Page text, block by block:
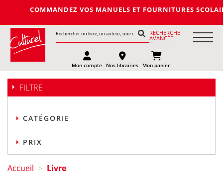
COMMANDEZ VOS MANUELS ET FOURNITURES
RECHERCHE
AVANCÉE
Mon compte Nos librairies Mon panier
FILTRE
CATÉGORIE
PRIX
Accueil > Livre